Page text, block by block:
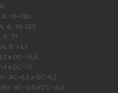
А: 10–300
А: 10–250
В: 71
В: 14,5
и DC–15,6
и DC–15
AC–6,5 и DC–6,2
AC–5,6 и DC– 6,0